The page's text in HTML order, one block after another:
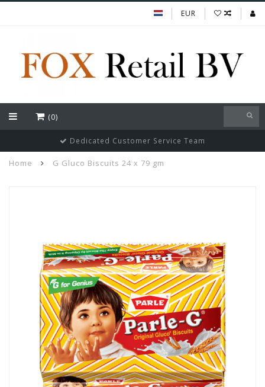
EUR
(0)
Dedicated Customer Service Team
Home G Gluco Biscuits 24 x 79 gm